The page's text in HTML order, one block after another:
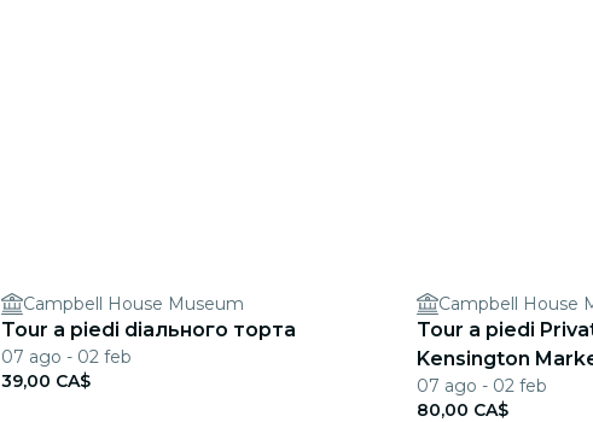
Campbell House Museum
Tour a piedi diального торта
07 ago - 02 feb
39,00 CA$
Campbell House
Tour a piedi
Kensington
Inglese
07 ago - 02 feb
80,00 CA$